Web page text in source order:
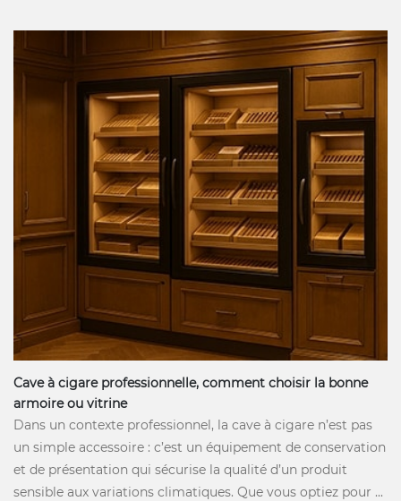
Cave à cigare professionnelle, comment choisir la bonne
armoire ou vitrine
Dans un contexte professionnel, la cave à cigare n’est pas
un simple accessoire : c’est un équipement de conservation
et de présentation qui sécurise la qualité d’un produit
sensible aux variations climatiques. Que vous optiez pour ...